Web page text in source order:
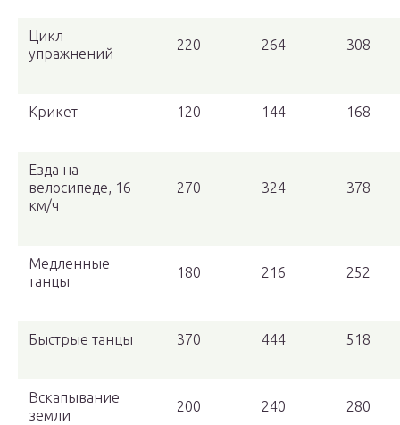
Цикл
упражнений
220 264 308
Крикет 120 144 168
Езда на
велосипеде, 16
км/ч
270 324 378
Медленные
танцы
180 216 252
Быстрые танцы 370 444 518
Вскапывание
земли
200 240 280